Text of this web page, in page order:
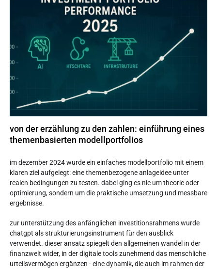
von der erzählung zu den zahlen: einführung eines
themenbasierten modellportfolios
im dezember 2024 wurde ein einfaches modellportfolio mit einem
klaren ziel aufgelegt: eine themenbezogene anlageidee unter
realen bedingungen zu testen. dabei ging es nie um theorie oder
optimierung, sondern um die praktische umsetzung und messbare
ergebnisse.
zur unterstützung des anfänglichen investitionsrahmens wurde
chatgpt als strukturierungsinstrument für den ausblick
verwendet. dieser ansatz spiegelt den allgemeinen wandel in der
finanzwelt wider, in der digitale tools zunehmend das menschliche
urteilsvermögen ergänzen - eine dynamik, die auch im rahmen der